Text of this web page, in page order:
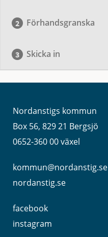
Förhandsgranska
Skicka in
Nordanstigs kommun
Box 56, 829 21 Bergsjö
0652-360 00 växel
kommun@nordanstig.se
nordanstig.se
facebook
instagram